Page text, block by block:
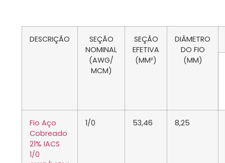
DESCRIÇÃO
SEÇÃO
NOMINAL
(AWG/
MCM)
SEÇÃO
EFETIVA
(MM²)
DIÂMETRO
DO FIO
(MM)
Fio Aço
Cobreado
21% IACS
1/0
1/0 53,46 8,25